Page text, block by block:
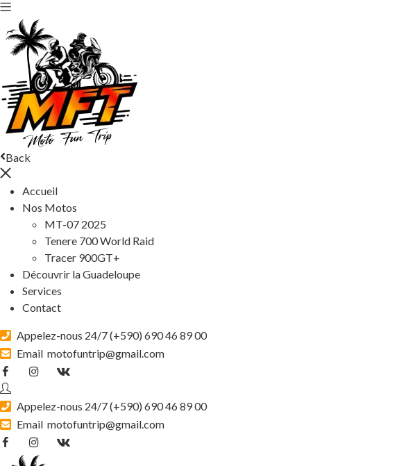
Back
Accueil
Nos Motos
MT-07 2025
Tenere 700 World Raid
Tracer 900GT+
Découvrir la Guadeloupe
Services
Contact
Appelez-nous 24/7 (+590) 690 46 89 00
Email motofuntrip@gmail.com
Appelez-nous 24/7 (+590) 690 46 89 00
Email motofuntrip@gmail.com